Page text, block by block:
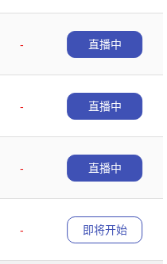
-
直播中
-
直播中
-
直播中
-
即将开始